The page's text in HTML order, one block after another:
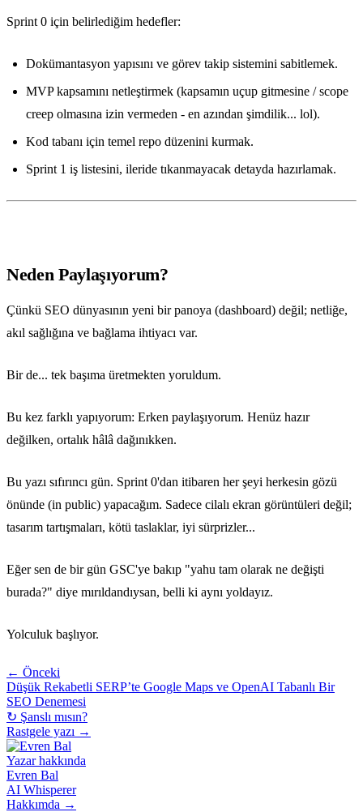
Sprint 0 için belirlediğim hedefler:
Dokümantasyon yapısını ve görev takip sistemini sabitlemek.
MVP kapsamını netleştirmek (kapsamın uçup gitmesine / scope
creep olmasına izin vermeden - en azından şimdilik... lol).
Kod tabanı için temel repo düzenini kurmak.
Sprint 1 iş listesini, ileride tıkanmayacak detayda hazırlamak.
Neden Paylaşıyorum?
Çünkü SEO dünyasının yeni bir panoya (dashboard) değil; netliğe,
akıl sağlığına ve bağlama ihtiyacı var.
Bir de... tek başıma üretmekten yoruldum.
Bu kez farklı yapıyorum: Erken paylaşıyorum. Henüz hazır
değilken, ortalık hâlâ dağınıkken.
Bu yazı sıfırıncı gün. Sprint 0'dan itibaren her şeyi herkesin gözü
önünde (in public) yapacağım. Sadece cilalı ekran görüntüleri değil;
tasarım tartışmaları, kötü taslaklar, iyi sürprizler...
Eğer sen de bir gün GSC'ye bakıp "yahu tam olarak ne değişti
burada?" diye mırıldandıysan, belli ki aynı yoldayız.
Yolculuk başlıyor.
← Önceki
Düşük Rekabetli SERP’te Google Maps ve OpenAI Tabanlı Bir
SEO Denemesi
↻ Şanslı mısın?
Rastgele yazı →
Yazar hakkında
Evren Bal
AI Whisperer
Hakkımda →